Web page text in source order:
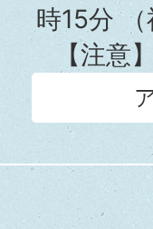
時15分（
【注